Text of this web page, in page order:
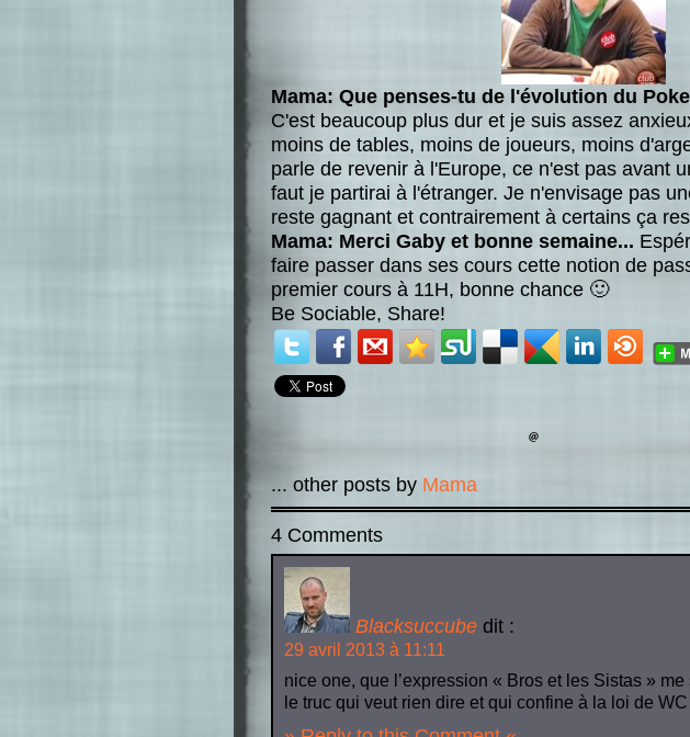
Mama: Que penses-tu de l'évolution du
C'est beaucoup plus dur et je suis assez
moins de tables, moins de joueurs, moins
parle de revenir à l'Europe, ce n'est pas avant
faut je partirai à l'étranger. Je n'envisage pas
reste gagnant et contrairement à certains ça
Mama: Merci Gaby et bonne semaine...
faire passer dans ses cours cette notion de
premier cours à 11H, bonne chance 🙂
Be Sociable, Share!
... other posts by Mama
4 Comments
Blacksuccube dit :
29 avril 2013 à 11:11
nice one, que l’expression « Bros et les Sistas »
le truc qui veut rien dire et qui confine à la loi de